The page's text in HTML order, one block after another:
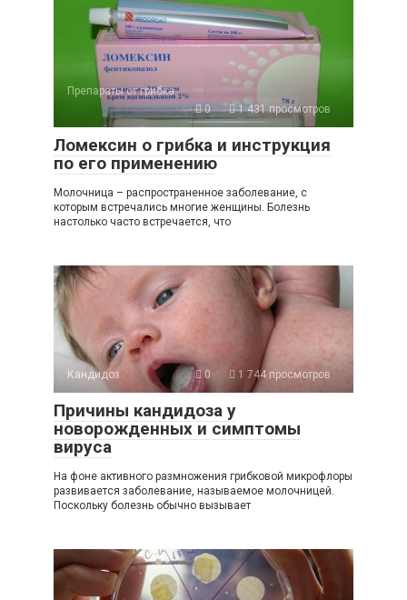
Препараты от грибка
0
1 431 просмотров
Ломексин о грибка и инструкция
по его применению
Молочница – распространенное заболевание, с
которым встречались многие женщины. Болезнь
настолько часто встречается, что
Кандидоз 0 1 744 просмотров
Причины кандидоза у
новорожденных и симптомы
вируса
На фоне активного размножения грибковой микрофлоры
развивается заболевание, называемое молочницей.
Поскольку болезнь обычно вызывает